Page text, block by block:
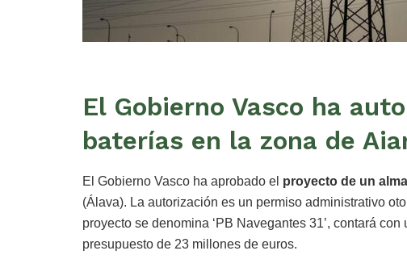
El Gobierno Vasco ha
baterías en la zona de
El Gobierno Vasco ha aprobado el proyecto de un
(Álava). La autorización es un permiso administrativo
proyecto se denomina ‘PB Navegantes 31’, contará
presupuesto de 23 millones de euros.